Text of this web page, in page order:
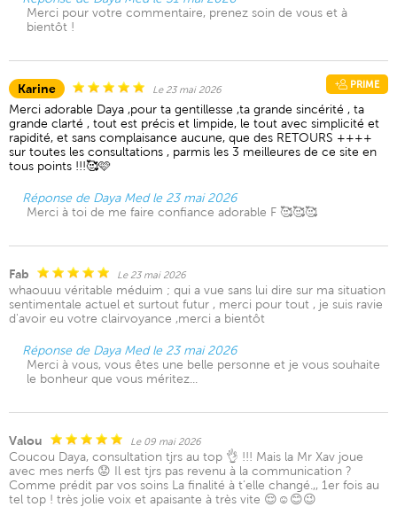
Merci pour votre commentaire, prenez soin de vous et à
bientôt !
Karine Le 23 mai 2026 PRIME
Merci adorable Daya ,pour ta gentillesse ,ta grande sincérité , ta
grande clarté , tout est précis et limpide, le tout avec simplicité et
rapidité, et sans complaisance aucune, que des RETOURS ++++
sur toutes les consultations , parmis les 3 meilleures de ce site en
tous points !!!🥰🩷
Réponse de Daya Med le 23 mai 2026
Merci à toi de me faire confiance adorable F 🥰🥰🥰
Fab Le 23 mai 2026
whaouuu véritable méduim ; qui a vue sans lui dire sur ma situation
sentimentale actuel et surtout futur , merci pour tout , je suis ravie
d'avoir eu votre clairvoyance ,merci a bientôt
Réponse de Daya Med le 23 mai 2026
Merci à vous, vous êtes une belle personne et je vous souhaite
le bonheur que vous méritez...
Valou Le 09 mai 2026
Coucou Daya, consultation tjrs au top 👌 !!! Mais la Mr Xav joue
avec mes nerfs 😟 Il est tjrs pas revenu à la communication ?
Comme prédit par vos soins La finalité à t’elle changé.,, 1er fois au
tel top ! très jolie voix et apaisante à très vite 😌☺️😊😉